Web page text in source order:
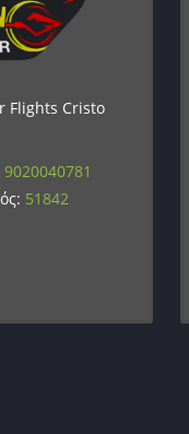
Flights Cristo
9020040781
51842